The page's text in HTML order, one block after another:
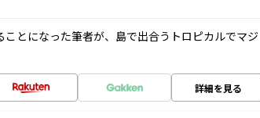
とになった筆者が、島で出合うトロピカルでマジ
詳細を見る